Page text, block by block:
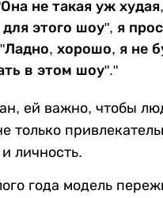
не такая уж
этого шоу", я
хорошо, я не
в этом шоу"."
ей важно, чтобы
только
личность.
года модель